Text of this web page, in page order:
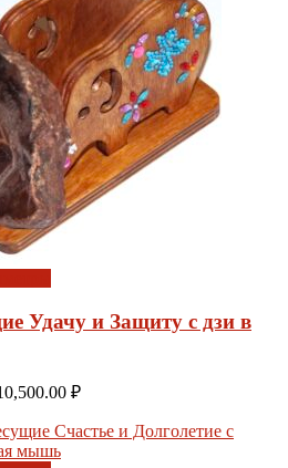
Удачу и Защиту с дзи в
₽Диапазон
10,000.00 ₽